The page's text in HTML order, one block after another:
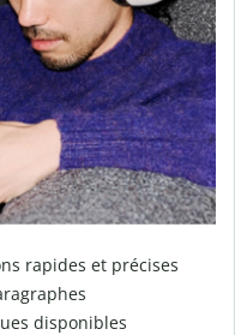
rapides et précises
disponibles